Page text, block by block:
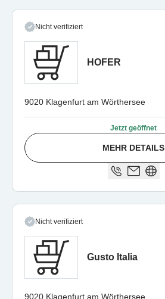
Nicht verifiziert
HOFER
9020 Klagenfurt am Wörthersee
Jetzt geöffnet
MEHR DETAILS
Nicht verifiziert
Gusto Italia
9020 Klagenfurt am Wörthersee